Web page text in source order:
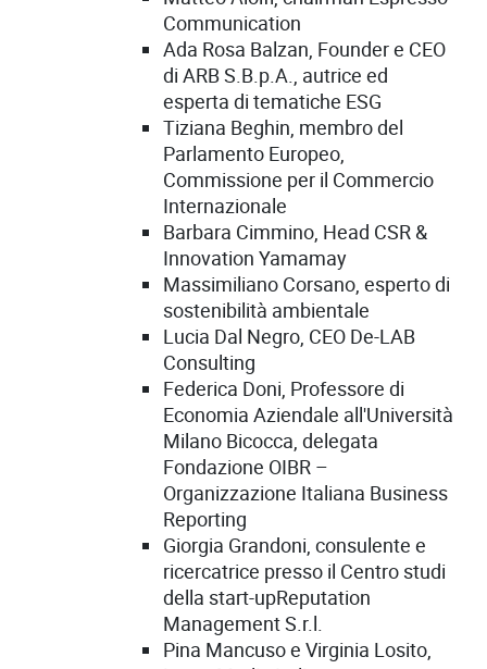
Communication
Ada Rosa Balzan, Founder e CEO
di ARB S.B.p.A., autrice ed
esperta di tematiche ESG
Tiziana Beghin, membro del
Parlamento Europeo,
Commissione per il Commercio
Internazionale
Barbara Cimmino, Head CSR &
Innovation Yamamay
Massimiliano Corsano, esperto di
sostenibilità ambientale
Lucia Dal Negro, CEO De-LAB
Consulting
Federica Doni, Professore di
Economia Aziendale all'Università
Milano Bicocca, delegata
Fondazione OIBR –
Organizzazione Italiana Business
Reporting
Giorgia Grandoni, consulente e
ricercatrice presso il Centro studi
della start-upReputation
Management S.r.l.
Pina Mancuso e Virginia Losito,